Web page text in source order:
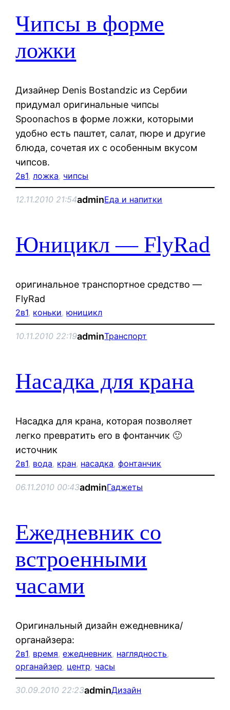
Чипсы в форме
ложки
Дизайнер Denis Bostandzic из Сербии
придумал оригинальные чипсы
Spoonachos в форме ложки, которыми
удобно есть паштет, салат, пюре и другие
блюда, сочетая их с особенным вкусом
чипсов.
2в1, ложка, чипсы
12.11.2010 21:54adminЕда и напитки
Юницикл — FlyRad
оригинальное транспортное средство —
FlyRad
2в1, коньки, юницикл
10.11.2010 22:19adminТранспорт
Насадка для крана
Насадка для крана, которая позволяет
легко превратить его в фонтанчик 🙂
источник
2в1, вода, кран, насадка, фонтанчик
06.11.2010 00:43adminГаджеты
Ежедневник со
встроенными
часами
Оригинальный дизайн ежедневника/
органайзера:
2в1, время, ежедневник, наглядность
органайзер, центр, часы
30.09.2010 22:23adminДизайн